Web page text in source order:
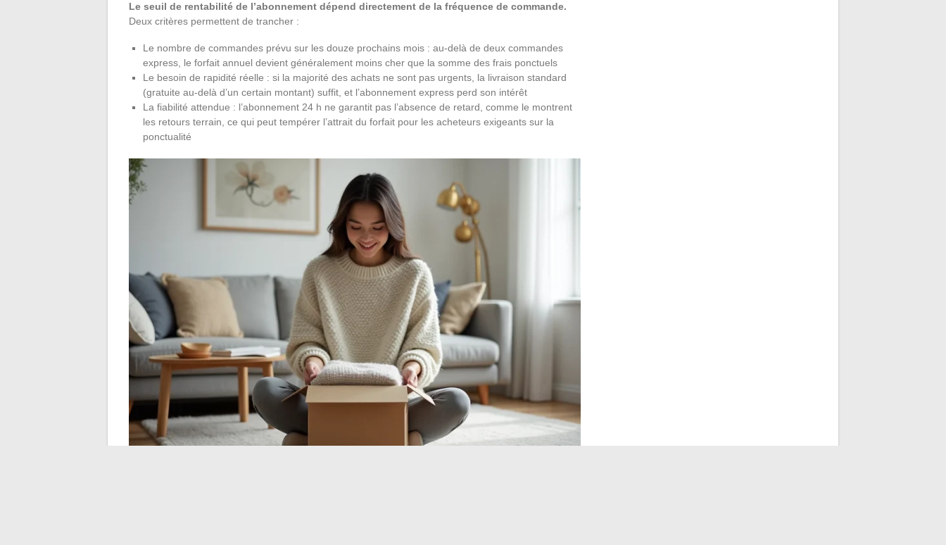
Le seuil de rentabilité de l’abonnement dépend directement de la fréquence de commande.
Deux critères permettent de trancher :
Le nombre de commandes prévu sur les douze prochains mois : au-delà de deux commandes
express, le forfait annuel devient généralement moins cher que la somme des frais ponctuels
Le besoin de rapidité réelle : si la majorité des achats ne sont pas urgents, la livraison standard
(gratuite au-delà d’un certain montant) suffit, et l’abonnement express perd son intérêt
La fiabilité attendue : l’abonnement 24 h ne garantit pas l’absence de retard, comme le montrent
les retours terrain, ce qui peut tempérer l’attrait du forfait pour les acheteurs exigeants sur la
ponctualité